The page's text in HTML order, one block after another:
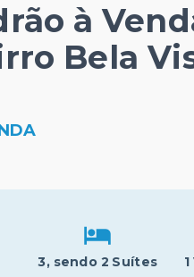
à
Bela
3, sendo 2 Suítes